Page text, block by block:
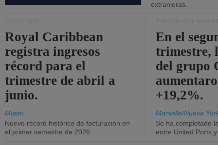
extranjeras.
Royal Caribbean
registra ingresos
récord para el
trimestre de abril a
junio.
Miami
Nuevo récord histórico de facturación en
el primer semestre de 2026.
En el
trimestre,
del grupo
+19,2%.
Marsella/Nueva
Se ha completado
entre United Ports